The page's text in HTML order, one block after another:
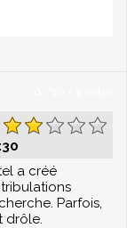
a créé
Parfois,
drôle.